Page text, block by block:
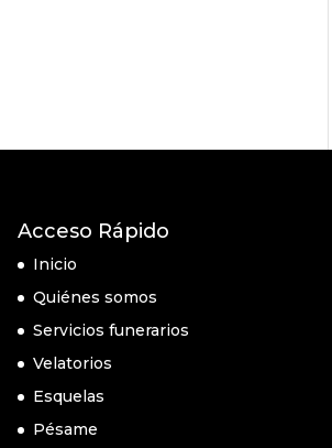
Acceso Rápido
Inicio
Quiénes somos
Servicios funerarios
Velatorios
Esquelas
Pésame